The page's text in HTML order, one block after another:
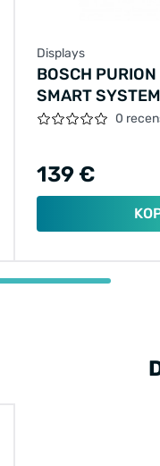
Displays
BOSCH
SMART
0
139 €